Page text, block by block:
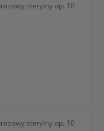
sterylny op. 10
sterylny op. 10